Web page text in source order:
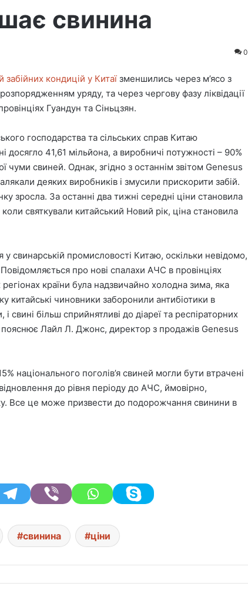
свинина
0
забійних кондицій у Китаї зменшились через м’ясо з
уряду, та через чергову фазу ліквідації
Гуандун та Сіньцзян.
господарства та сільських справ Китаю
досягло 41,61 мільйона, а виробничі потужності – 90%
чуми свиней. Однак, згідно з останнім звітом Genesus
деяких виробників і змусили прискорити забій.
зросла. За останні два тижні середні ціни становила
святкували китайський Новий рік, ціна становила
свинарській промисловості Китаю, оскільки невідомо,
про нові спалахи АЧС в провінціях
країни була надзвичайно холодна зима, яка
китайські чиновники заборонили антибіотики в
свині більш сприйнятливі до діареї та респіраторних
пояснює Лайл Л. Джонс, директор з продажів Genesus
національного поголів’я свиней могли бути втрачені
до рівня періоду до АЧС, ймовірно,
Все це може призвести до подорожчання свинини в
свинина ціни